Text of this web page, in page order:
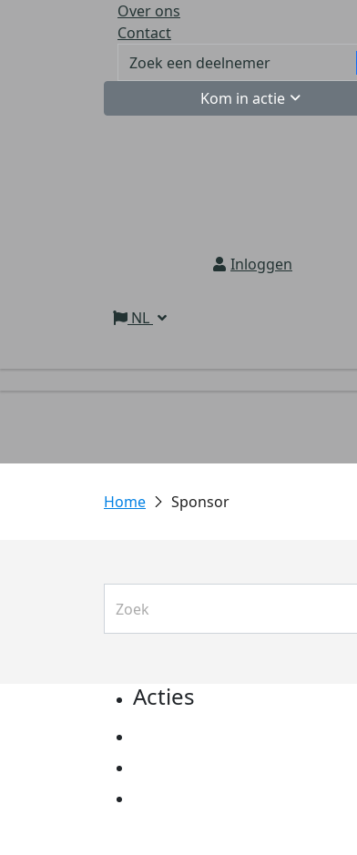
Over ons
Contact
Kom in actie
Inloggen
NL
Sponsor
Acties